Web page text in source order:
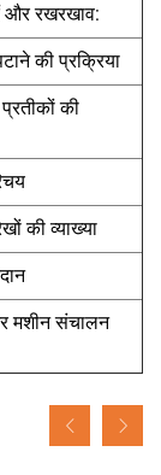
और रखरखाव:
की प्रक्रिया
की
की व्याख्या
मशीन संचालन